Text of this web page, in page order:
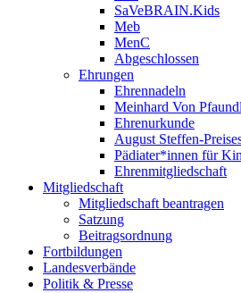
SaVeBRAIN.Kids
Meb
MenC
Abgeschlossen
Ehrungen
Ehrennadeln
Meinhard Von
Ehrenurkunde
August Steffen-
Pädiater*innen für
Ehrenmitgliedschaft
Mitgliedschaft
Mitgliedschaft beantragen
Satzung
Beitragsordnung
Fortbildungen
Landesverbände
Politik & Presse